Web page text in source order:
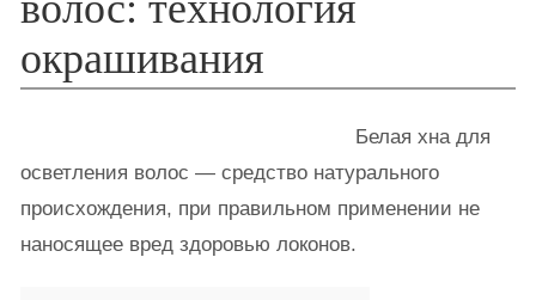
окрашивания
Белая хна для
осветления волос — средство натурального
происхождения, при правильном применении не
наносящее вред здоровью локонов.